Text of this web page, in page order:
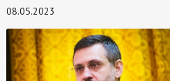
08.05.2023